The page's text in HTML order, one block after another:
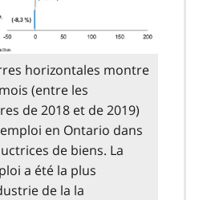
horizontales montre
(entre les
de 2018 et de 2019)
en Ontario dans
de biens. La
a été la plus
de la la